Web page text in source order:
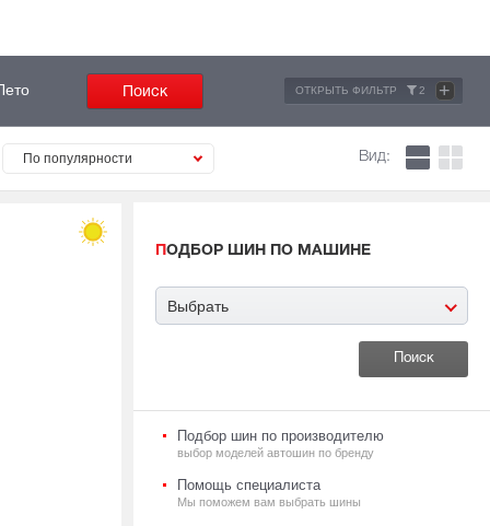
ОТКРЫТЬ ФИЛЬТР 2 +
По популярности Вид:
ПОДБОР ШИН ПО МАШИНЕ
Выбрать
Подбор шин по производителю
выбор моделей автошин по бренду
Помощь специалиста
Мы поможем вам выбрать шины